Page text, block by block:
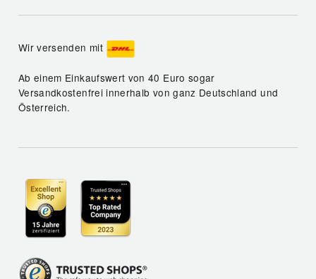
Wir versenden mit
Ab einem Einkaufswert von 40 Euro sogar
Versandkostenfrei innerhalb von ganz Deutschland und
Österreich.